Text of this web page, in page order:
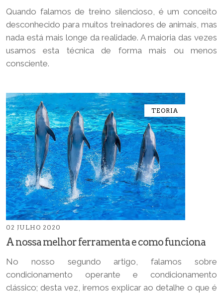
Quando falamos de treino silencioso, é um conceito
desconhecido para muitos treinadores de animais, mas
nada está mais longe da realidade. A maioria das vezes
usamos esta técnica de forma mais ou menos
consciente.
TEORIA
02 JULHO 2020
A nossa melhor ferramenta e como funciona
No nosso segundo artigo, falamos sobre
condicionamento operante e condicionamento
clássico; desta vez, iremos explicar ao detalhe o que é